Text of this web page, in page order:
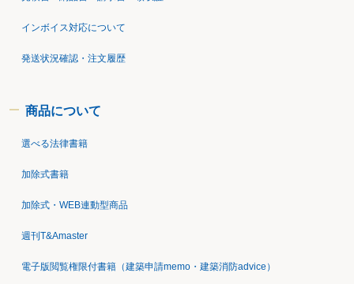
インボイス対応について
発送状況確認・注文履歴
商品について
選べる法律書籍
加除式書籍
加除式・WEB連動型商品
週刊T&Amaster
電子版閲覧権限付書籍（建築申請memo・建築消防advice）